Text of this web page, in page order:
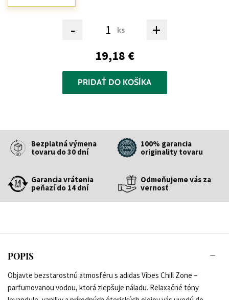
- ks +
19,18 €
PRIDAŤ DO KOŠÍKA
Bezplatná výmena
tovaru do 30 dní
100% garancia
originality tovaru
Garancia vrátenia
peňazí do 14 dní
Odmeňujeme vás za
vernosť
POPIS
Objavte bezstarostnú atmosféru s adidas Vibes Chill Zone –
parfumovanou vodou, ktorá zlepšuje náladu. Relaxačné tóny